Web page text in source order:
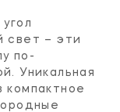
свет – эти
по-
Уникальная
компактное